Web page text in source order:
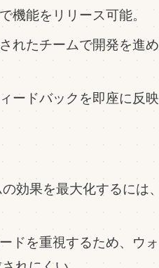
機能をリリース可能。
れたチームで開発を進め
ードバックを即座に反映
効果を最大化するには、
ドを重視するため、ウォ